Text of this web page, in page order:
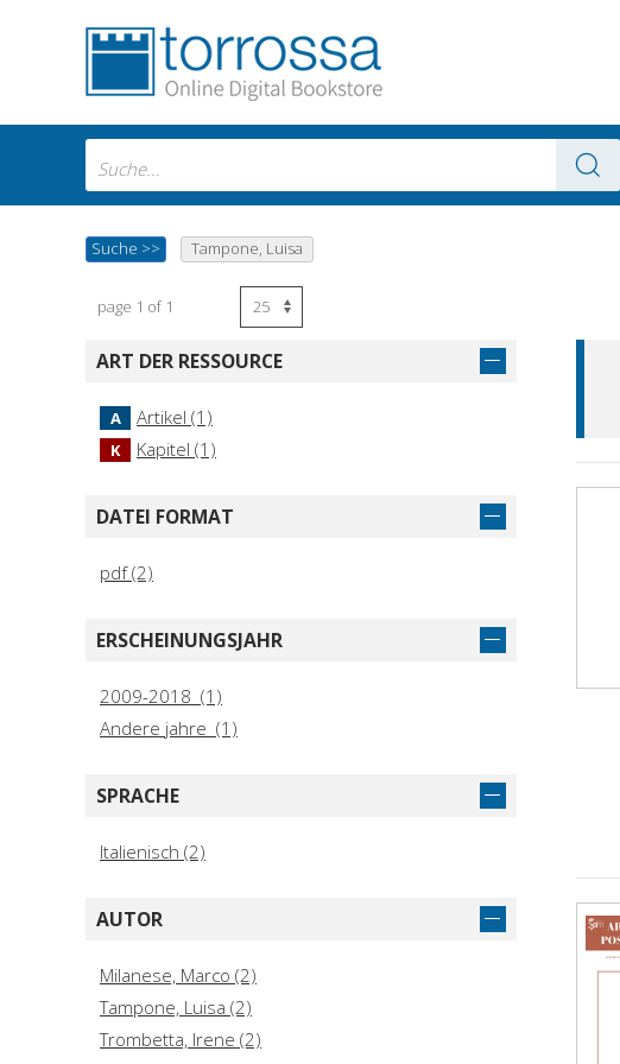
Suche >> Tampone, Luisa
page 1 of 1
ART DER RESSOURCE
A Artikel (1)
K Kapitel (1)
DATEI FORMAT
pdf (2)
ERSCHEINUNGSJAHR
2009-2018 (1)
Andere jahre (1)
SPRACHE
Italienisch (2)
AUTOR
Milanese, Marco (2)
Tampone, Luisa (2)
Trombetta, Irene (2)